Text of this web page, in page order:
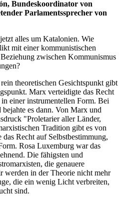
Bundeskoordinator von
Parlamentssprecher von
alles um Katalonien. Wie
mit einer kommunistischen
zwischen Kommunismus
theoretischen Gesichtspunkt gibt
Marx verteidigte das Recht
einer instrumentellen Form. Bei
es dann. Von Marx und
"Proletarier aller Länder,
Tradition gibt es von
Recht auf Selbstbestimmung,
Rosa Luxemburg war das
Die fähigsten und
die genauere
werden in der Theorie nicht mehr
die ein wenig Licht verbreiten,
sind.